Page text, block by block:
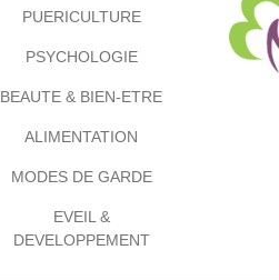
PUERICULTURE
PSYCHOLOGIE
BEAUTE & BIEN-ETRE
ALIMENTATION
MODES DE GARDE
EVEIL &
DEVELOPPEMENT